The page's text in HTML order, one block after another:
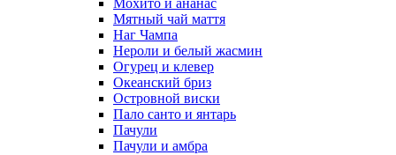
Мохито и ананас
Мятный чай маття
Наг Чампа
Нероли и белый жасмин
Огурец и клевер
Океанский бриз
Островной виски
Пало санто и янтарь
Пачули
Пачули и амбра